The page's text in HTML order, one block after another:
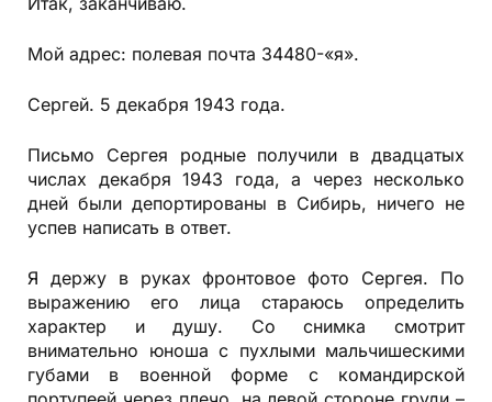
Мой адрес: полевая почта 34480-«я».
Сергей. 5 декабря 1943 года.
Письмо Сергея родные получили в двадцатых
числах декабря 1943 года, а через несколько
дней были депортированы в Сибирь, ничего не
успев написать в ответ.
Я держу в руках фронтовое фото Сергея. По
выражению его лица стараюсь определить
характер и душу. Со снимка смотрит
внимательно юноша с пухлыми мальчишескими
губами в военной форме с командирской